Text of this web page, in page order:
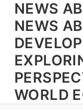
Skip
content
NEWS
NEWS
WORLD